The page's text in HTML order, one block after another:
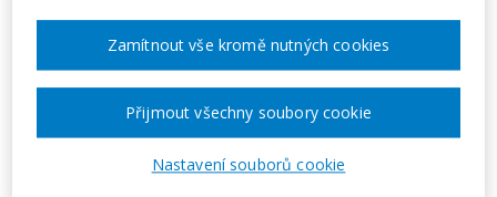
MÍSTO
Celá ČR
CENA
Nastavení souborů cookie
Zamítnout vše kromě nutných cookies
Přijmout všechny soubory cookie